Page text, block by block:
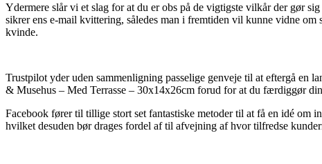
Ydermere slår vi et slag for at du er obs på de vigtigste vilkår der gør
sikrer ens e-mail kvittering, således man i fremtiden vil kunne vidne
kvinde.
Trustpilot yder uden sammenligning passelige genveje til at eftergå en
& Musehus – Med Terrasse – 30x14x26cm forud for at du færdiggør
Facebook fører til tillige stort set fantastiske metoder til at få en idé om
hvilket desuden bør drages fordel af til afvejning af hvor tilfredse